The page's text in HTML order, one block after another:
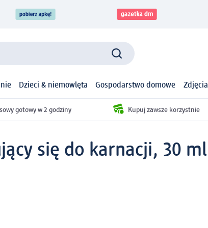
Dzieci & niemowlęta Gospodarstwo domowe Zdjęcia
gotowy w 2 godziny Kupuj zawsze korzystnie
się do karnacji, 30 ml